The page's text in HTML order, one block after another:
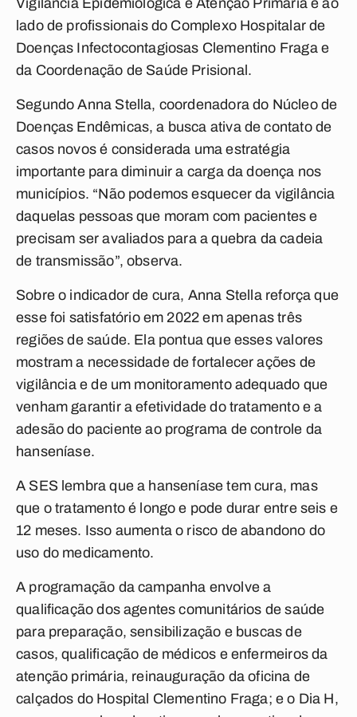
Vigilância Epidemiológica e Atenção Primária e ao
lado de profissionais do Complexo Hospitalar de
Doenças Infectocontagiosas Clementino Fraga e
da Coordenação de Saúde Prisional.
Segundo Anna Stella, coordenadora do Núcleo de
Doenças Endêmicas, a busca ativa de contato de
casos novos é considerada uma estratégia
importante para diminuir a carga da doença nos
municípios. “Não podemos esquecer da vigilância
daquelas pessoas que moram com pacientes e
precisam ser avaliados para a quebra da cadeia
de transmissão”, observa.
Sobre o indicador de cura, Anna Stella reforça que
esse foi satisfatório em 2022 em apenas três
regiões de saúde. Ela pontua que esses valores
mostram a necessidade de fortalecer ações de
vigilância e de um monitoramento adequado que
venham garantir a efetividade do tratamento e a
adesão do paciente ao programa de controle da
hanseníase.
A SES lembra que a hanseníase tem cura, mas
que o tratamento é longo e pode durar entre seis e
12 meses. Isso aumenta o risco de abandono do
uso do medicamento.
A programação da campanha envolve a
qualificação dos agentes comunitários de saúde
para preparação, sensibilização e buscas de
casos, qualificação de médicos e enfermeiros da
atenção primária, reinauguração da oficina de
calçados do Hospital Clementino Fraga; e o Dia H,